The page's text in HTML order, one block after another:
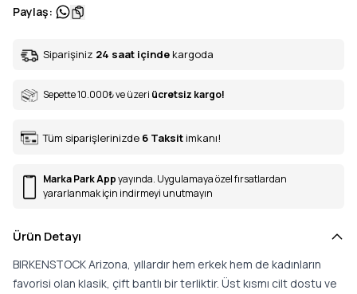
Paylaş:
Siparişiniz 24 saat içinde kargoda
Sepette 10.000₺ve üzeri ücretsiz kargo!
Tüm siparişlerinizde 6 Taksit imkanı!
Marka Park Appyayında. Uygulamaya özel fırsatlardan
yararlanmak için indirmeyi unutmayın
Ürün Detayı
BIRKENSTOCK Arizona, yıllardır hem erkek hem de kadınların
favorisi olan klasik, çift bantlı bir terliktir. Üst kısmı cilt dostu ve